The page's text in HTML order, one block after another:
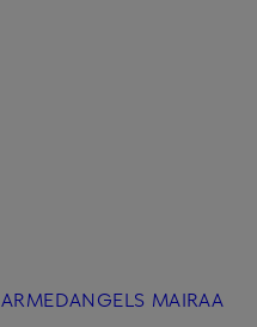
ARMEDANGELS MAIRAA